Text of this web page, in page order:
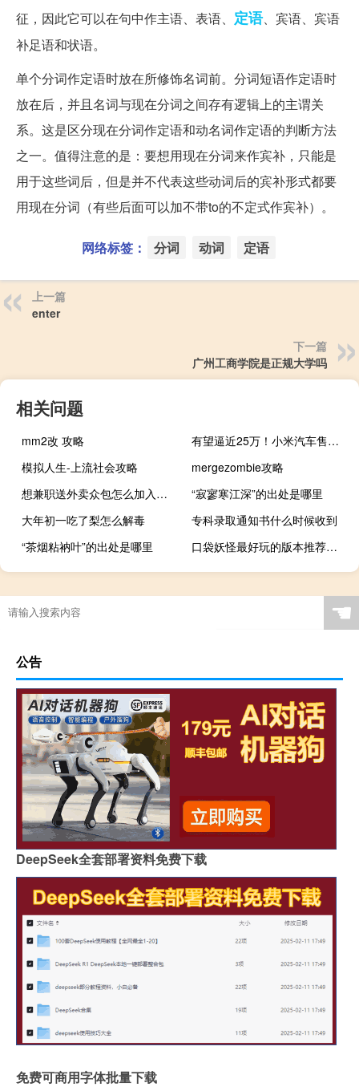
征，因此它可以在句中作主语、表语、 定语、宾语、宾语
补足语和状语。
单个分词作定语时放在所修饰名词前。分词短语作定语时
放在后，并且名词与现在分词之间存有逻辑上的主谓关
系。这是区分现在分词作定语和动名词作定语的判断方法
之一。值得注意的是：要想用现在分词来作宾补，只能是
用于这些词后，但是并不代表这些动词后的宾补形式都要
用现在分词（有些后面可以加不带to的不定式作宾补）。
网络标签： 分词 动词 定语
上一篇
enter
下一篇
广州工商学院是正规大学吗
相关问题
mm2改 攻略
有望逼近25万！小米汽车售价曝光：两大竞争优势 将直面华为问界等对手
模拟人生-上流社会攻略
mergezombie攻略
想兼职送外卖众包怎么加入（想兼职送外卖 怎么搞）
“寂寥寒江深”的出处是哪里
大年初一吃了梨怎么解毒
专科录取通知书什么时候收到
“茶烟粘衲叶”的出处是哪里
口袋妖怪最好玩的版本推荐（口袋妖怪最好玩的版本）
☚
公告
DeepSeek全套部署资料免费下载
免费可商用字体批量下载